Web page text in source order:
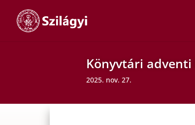
Könyvtári
2025. nov. 27.